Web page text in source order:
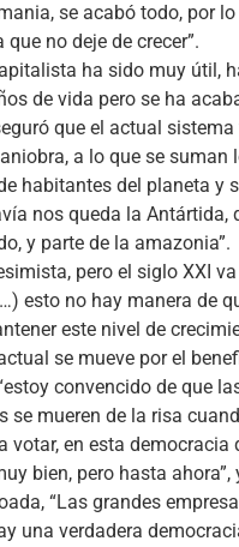
se acabó todo, por
que no deje de crecer”.
ha sido muy útil,
de vida pero se ha
que el actual
a lo que se suman
habitantes del planeta y
nos queda la Antártida,
y parte de la amazonia”.
pero el siglo XXI
esto no hay manera de
este nivel de
se mueve por el
convencido de que
se mueren de la risa
votar, en esta democracia
bien, pero hasta ahora”,
“Las grandes
una verdadera